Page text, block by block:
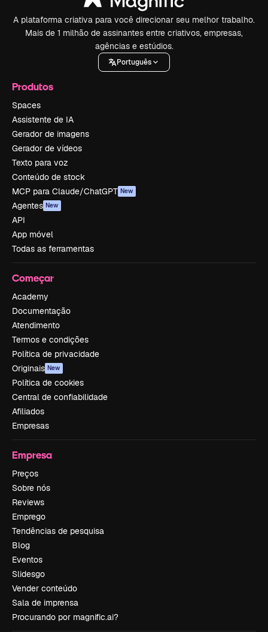
A plataforma criativa para você direcionar seu melhor trabalho.
Mais de 1 milhão de assinantes entre criativos, empresas,
agências e estúdios.
Português
Produtos
Spaces
Assistente de IA
Gerador de imagens
Gerador de vídeos
Texto para voz
Conteúdo de stock
MCP para Claude/ChatGPT New
Agentes New
API
App móvel
Todas as ferramentas
Começar
Academy
Documentação
Atendimento
Termos e condições
Política de privacidade
Originais New
Política de cookies
Central de confiabilidade
Afiliados
Empresas
Empresa
Preços
Sobre nós
Reviews
Emprego
Tendências de pesquisa
Blog
Eventos
Slidesgo
Vender conteúdo
Sala de imprensa
Procurando por magnific.ai?